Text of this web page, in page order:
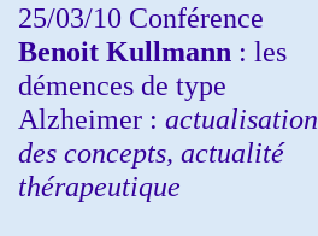
25/03/10 Conférence
Benoit Kullmann : les
démences de type
Alzheimer : actualisation
des concepts, actualité
thérapeutique